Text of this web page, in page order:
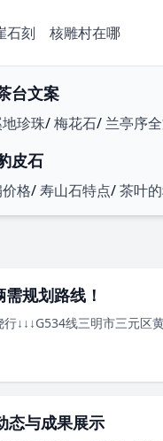
石刻 核雕村在哪
台文案
珍珠/梅花石/ 兰亭序
皮石
格/寿山石特点/茶叶
规划路线！
↓↓↓G534线三明市三元区
态与成果展示